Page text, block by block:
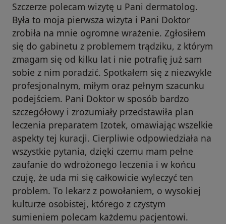
Szczerze polecam wizytę u Pani dermatolog.
Była to moja pierwsza wizyta i Pani Doktor
zrobiła na mnie ogromne wrażenie. Zgłosiłem
się do gabinetu z problemem trądziku, z którym
zmagam się od kilku lat i nie potrafię już sam
sobie z nim poradzić. Spotkałem się z niezwykle
profesjonalnym, miłym oraz pełnym szacunku
podejściem. Pani Doktor w sposób bardzo
szczegółowy i zrozumiały przedstawiła plan
leczenia preparatem Izotek, omawiając wszelkie
aspekty tej kuracji. Cierpliwie odpowiedziała na
wszystkie pytania, dzięki czemu mam pełne
zaufanie do wdrożonego leczenia i w końcu
czuję, że uda mi się całkowicie wyleczyć ten
problem. To lekarz z powołaniem, o wysokiej
kulturze osobistej, którego z czystym
sumieniem polecam każdemu pacjentowi.